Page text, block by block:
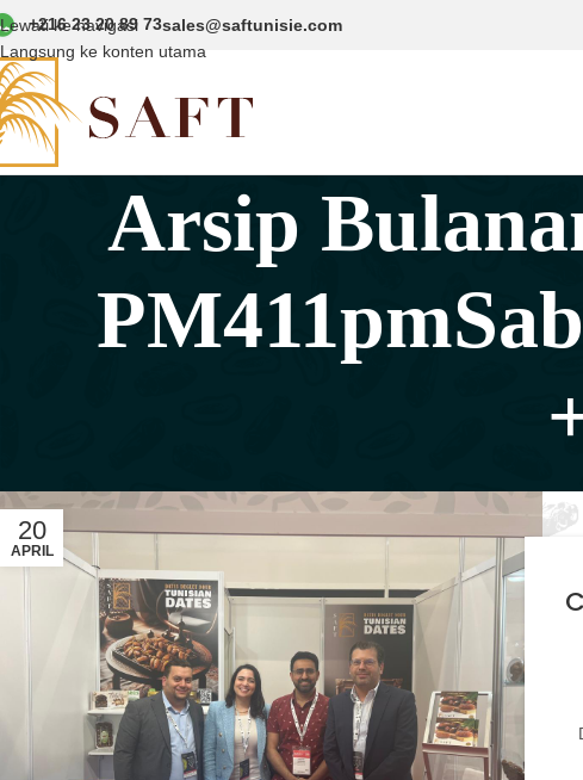
Lewati ke navigasi
Langsung ke konten utama
+216 23 20 89 73sales@saftunisie.com
Arsip
20
APRIL